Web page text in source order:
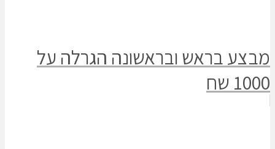
מבצע בראש ובראשונה הגרלה על
1000 שח